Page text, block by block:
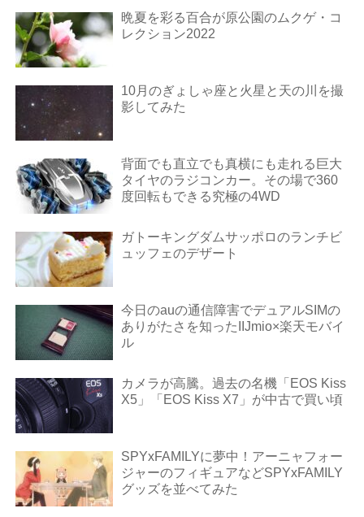
晩夏を彩る百合が原公園のムクゲ・コ
レクション2022
10月のぎょしゃ座と火星と天の川を撮
影してみた
背面でも直立でも真横にも走れる巨大
タイヤのラジコンカー。その場で360
度回転もできる究極の4WD
ガトーキングダムサッポロのランチビ
ュッフェのデザート
今日のauの通信障害でデュアルSIMの
ありがたさを知ったIIJmio×楽天モバイ
ル
カメラが高騰。過去の名機「EOS Kiss
X5」「EOS Kiss X7」が中古で買い頃
SPYxFAMILYに夢中！アーニャフォー
ジャーのフィギュアなどSPYxFAMILY
グッズを並べてみた